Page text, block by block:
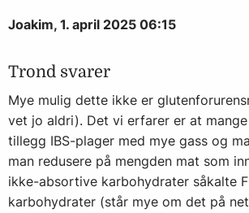
Joakim, 1. april 2025 06:15
Trond svarer
Mye mulig dette ikke er
vet jo aldri). Det vi erfarer er at
tillegg IBS-plager med mye gass og
man redusere på mengden mat som
ikke-absortive karbohydrater såkalte
karbohydrater (står mye om det på